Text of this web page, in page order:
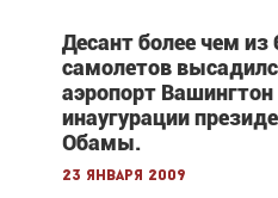
Десант более чем из
самолетов
аэропорт Вашингтон
инаугурации
Обамы.
23 января 2009